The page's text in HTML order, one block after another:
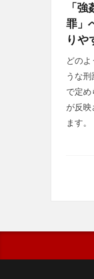
「
罪」
りや
どの
うな
で定
が反映
ます。